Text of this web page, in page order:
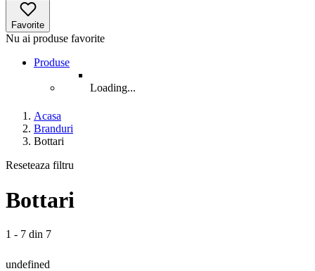
Favorite
Nu ai produse favorite
Produse
Loading...
Acasa
Branduri
Bottari
Reseteaza filtru
Bottari
1 - 7 din 7
undefined